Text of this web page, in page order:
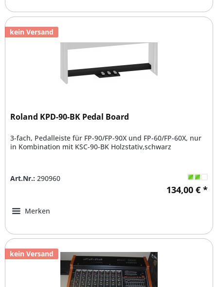
kein Versand
Roland KPD-90-BK Pedal Board
3-fach, Pedalleiste für FP-90/FP-90X und FP-60/FP-60X, nur
in Kombination mit KSC-90-BK Holzstativ,schwarz
Art.Nr.: 290960
134,00 € *
Merken
kein Versand